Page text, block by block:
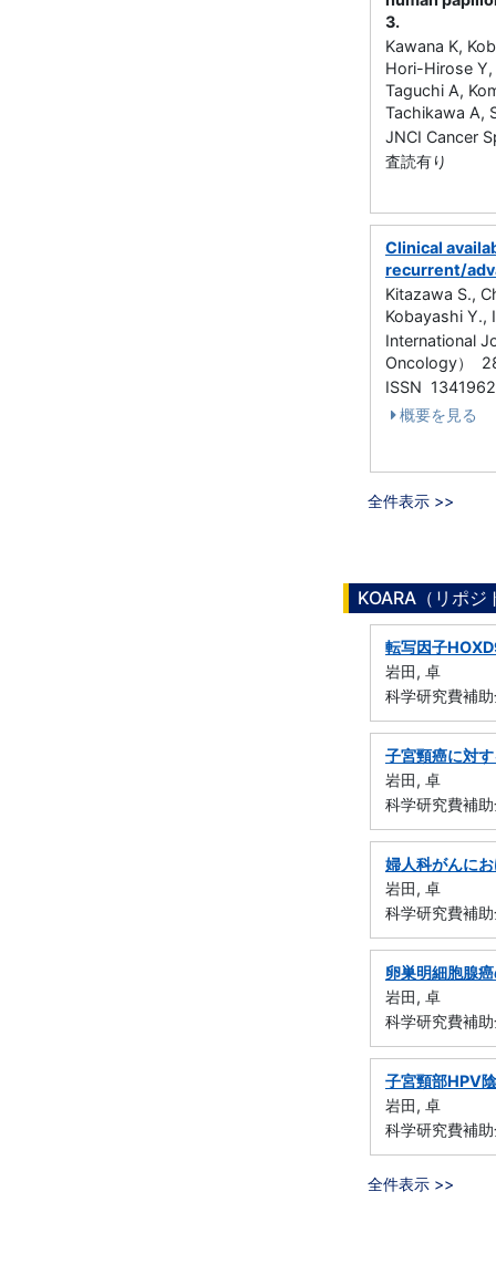
3.
Kawana K,
Hori-Hirose
Taguchi A,
Tachikawa A,
JNCI Cancer
査読有り
Clinical
recurrent/
Kitazawa S.,
Kobayashi Y.,
International
Oncology）
ISSN
概要を見る
全件表示 >>
KOARA（リポ
転写因子
岩田, 卓
科学研究費補
子宮頸癌に対
岩田, 卓
科学研究費補
婦人科がんに
岩田, 卓
科学研究費補
卵巣明細胞腺
岩田, 卓
科学研究費補
子宮頸部HPV
岩田, 卓
科学研究費補
全件表示 >>